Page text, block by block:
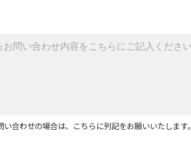
い合わせの場合は、こちらに列記をお願いいたします。